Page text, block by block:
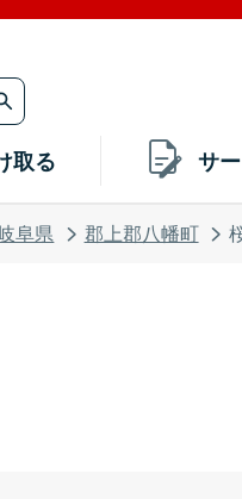
取る サ
阜県 郡上郡八幡町